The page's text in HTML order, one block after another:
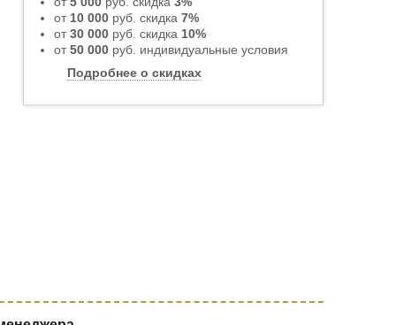
от 10 000 руб. скидка 7%
от30 000 руб. скидка 10%
от50 000 руб. индивидуальные условия
Подробнее о скидках